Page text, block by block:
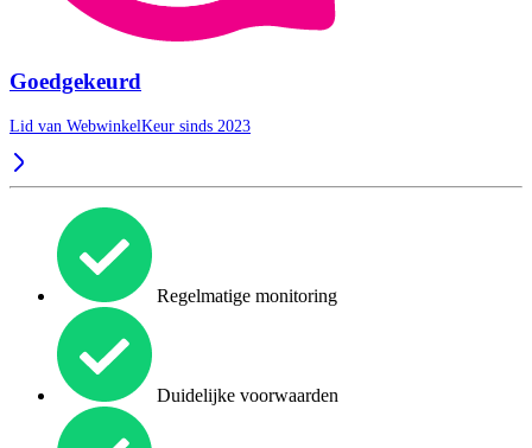
Goedgekeurd
Lid van WebwinkelKeur sinds 2023
Regelmatige monitoring
Duidelijke voorwaarden